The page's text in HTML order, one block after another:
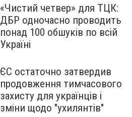
«Чистий четвер» для ТЦК:
ДБР одночасно проводить
понад 100 обшуків по всій
Україні
ЄС остаточно затвердив
продовження тимчасового
захисту для українців і
зміни щодо "ухилянтів"